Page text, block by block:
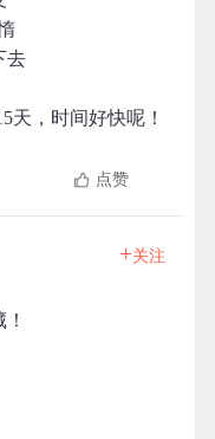
去
天，时间好快呢！
点赞
+关注